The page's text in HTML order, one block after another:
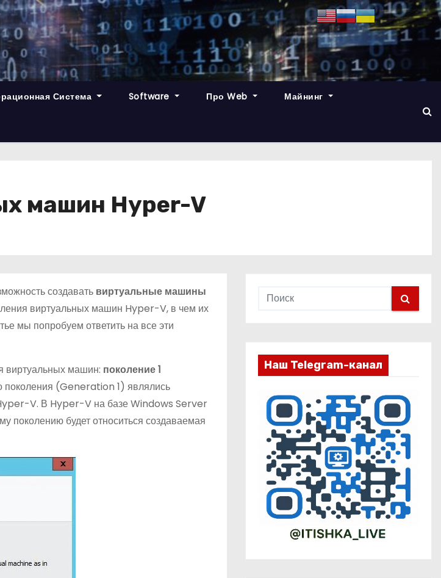
Система Software Про Web Майнинг
машин Hyper-V
создавать виртуальные машины
виртуальных машин Hyper-V, в чем их
мы попробуем ответить на все эти
виртуальных машин: поколение 1
(Generation 1) являлись
V. В Hyper-V на базе Windows Server
поколению будет относиться создаваемая
Наш Telegram-канал